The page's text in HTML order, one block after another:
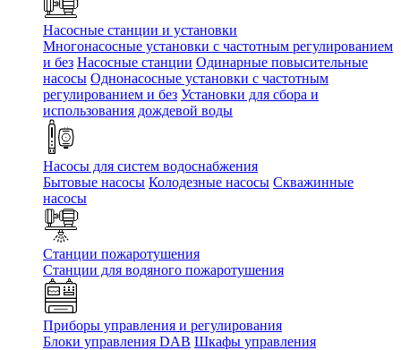
Насосные станции и установки
Многонасосные установки с частотным регулированием
и без Насосные станции Одинарные повысительные
насосы Однонасосные установки с частотным
регулированием и без Установки для сбора и
использования дождевой воды
Насосы для систем водоснабжения
Бытовые насосы Колодезные насосы Скважинные
насосы
Станции пожаротушения
Станции для водяного пожаротушения
Приборы управления и регулирования
Блоки управления DAB Шкафы управления